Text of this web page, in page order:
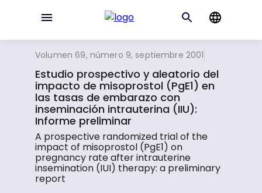
Volumen 69, número 9, septiembre 2001
Estudio prospectivo y aleatorio del
impacto de misoprostol (PgE1) en
las tasas de embarazo con
inseminación intrauterina (IIU):
Informe preliminar
A prospective randomized trial of the
impact of misoprostol (PgE1) on
pregnancy rate after intrauterine
insemination (IUI) therapy: a preliminary
report